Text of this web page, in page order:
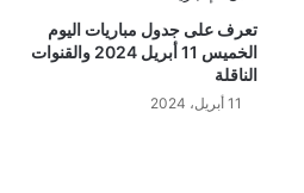
تعرف على جدول مباريات اليوم
الخميس 11 أبريل 2024 والقنوات
الناقلة
11 أبريل، 2024